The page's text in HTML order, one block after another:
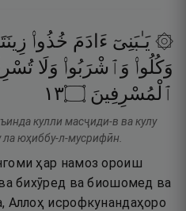
۞ يَـٰبَنِىٓ ءَادَمَ خُذُوا۟
وَكُلُوا۟ وَٱشْرَبُوا۟ وَلَا
ٱلْمُسْرِفِينَ ۝٣١
кулли масҷиди-в ва кулу
юҳиббу-л-мусрифӣн.
ҳар намоз ороиш
бихӯред ва биошомед ва
Аллоҳ исрофкунандаҳоро